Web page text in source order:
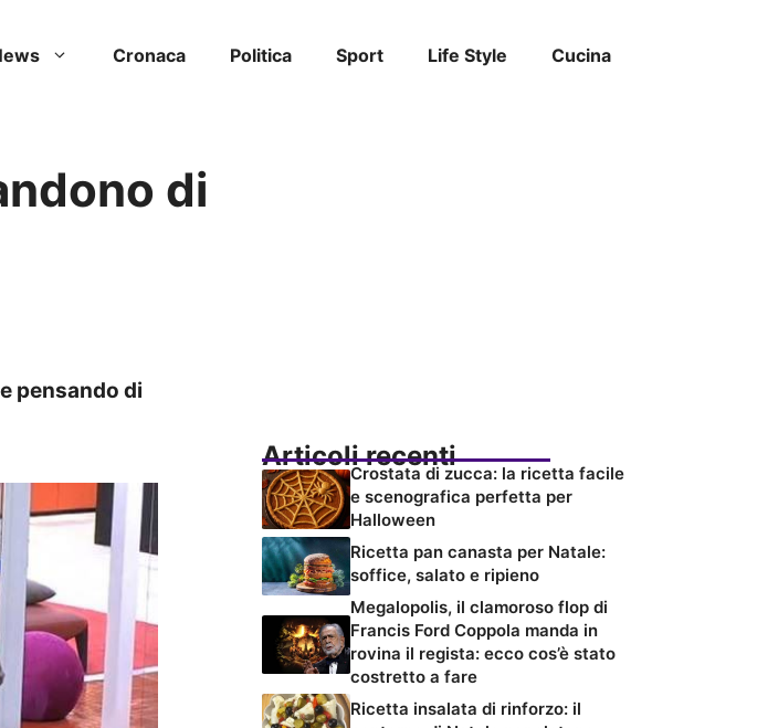
Cronaca Politica Sport Life Style Cucina
di
pensando di
Articoli recenti
Crostata di zucca: la ricetta facile
e scenografica perfetta per
Halloween
Ricetta pan canasta per Natale:
soffice, salato e ripieno
Megalopolis, il clamoroso flop di
Francis Ford Coppola manda in
rovina il regista: ecco cos’è stato
costretto a fare
Ricetta insalata di rinforzo: il